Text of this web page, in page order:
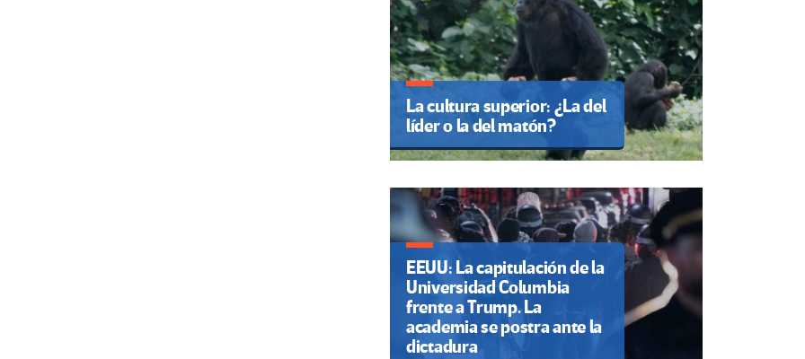
La cultura superior: ¿La del
líder o la del matón?
EEUU: La capitulación de la
Universidad Columbia
frente a Trump. La
academia se postra ante la
dictadura